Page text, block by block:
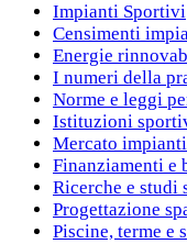
Impianti Sportivi
Censimenti
Energie
I numeri della
Norme e leggi
Istituzioni
Mercato
Finanziamenti e
Ricerche e
Progettazione
Piscine, terme e